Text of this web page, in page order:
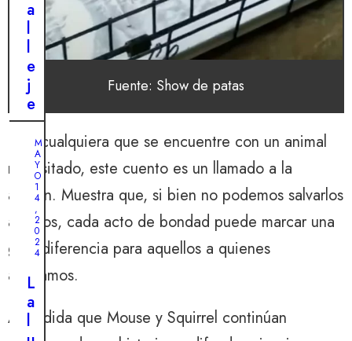
Fuente: Show de patas
Para cualquiera que se encuentre con un animal
necesitado, este cuento es un llamado a la
acción. Muestra que, si bien no podemos salvarlos
a todos, cada acto de bondad puede marcar una
gran diferencia para aquellos a quienes
ayudamos.
A medida que Mouse y Squirrel continúan
a
l
l
e
j
e
r
o
e
e
l
l
a
:
M
A
Y
O
1
4
,
2
0
2
4
L
a
l